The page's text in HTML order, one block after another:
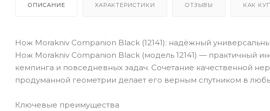
ОПИСАНИЕ ХАРАКТЕРИСТИКИ ОТЗЫВЫ КАК
Нож Morakniv Companion Black (12141): надёжный
Нож Morakniv Companion Black (модель 12141) — практичный
кемпинга и повседневных задач. Сочетание качественной
продуманной геометрии делает его верным спутником в
Ключевые преимущества